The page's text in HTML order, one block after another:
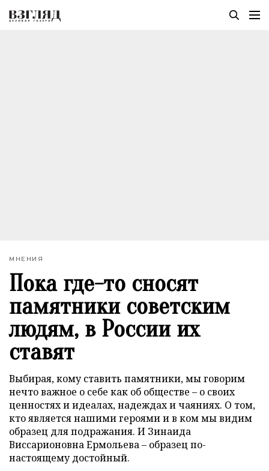
МНЕНИЯ
Пока где-то сносят
памятники советским
людям, в России их
ставят
Выбирая, кому ставить памятники, мы говорим
нечто важное о себе как об обществе – о своих
ценностях и идеалах, надеждах и чаяниях. О том,
кто является нашими героями и в ком мы видим
образец для подражания. И Зинаида
Виссарионовна Ермольева – образец по-
настоящему достойный.